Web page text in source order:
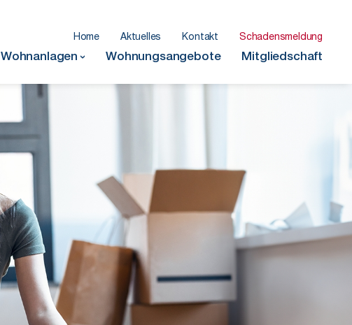
Home Aktuelles Kontakt Schadensmeldung
Wohnanlagen Wohnungsangebote Mitgliedschaft